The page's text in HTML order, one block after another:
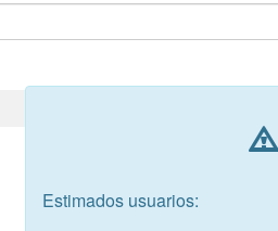
Estimados usuarios: